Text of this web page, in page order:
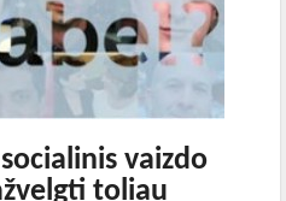
vaizdo
toliau